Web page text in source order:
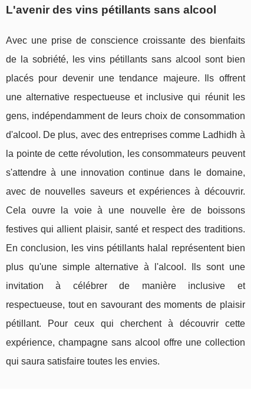
L'avenir des vins pétillants sans alcool
Avec une prise de conscience croissante des bienfaits
de la sobriété, les vins pétillants sans alcool sont bien
placés pour devenir une tendance majeure. Ils offrent
une alternative respectueuse et inclusive qui réunit les
gens, indépendamment de leurs choix de consommation
d'alcool. De plus, avec des entreprises comme Ladhidh à
la pointe de cette révolution, les consommateurs peuvent
s'attendre à une innovation continue dans le domaine,
avec de nouvelles saveurs et expériences à découvrir.
Cela ouvre la voie à une nouvelle ère de boissons
festives qui allient plaisir, santé et respect des traditions.
En conclusion, les vins pétillants halal représentent bien
plus qu'une simple alternative à l'alcool. Ils sont une
invitation à célébrer de manière inclusive et
respectueuse, tout en savourant des moments de plaisir
pétillant. Pour ceux qui cherchent à découvrir cette
expérience, champagne sans alcool offre une collection
qui saura satisfaire toutes les envies.